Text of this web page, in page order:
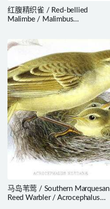
红腹精织雀 / Red-bellied
Malimbe / Malimbus
马岛苇莺 / Southern Marquesan
Reed Warbler / Acrocephalus